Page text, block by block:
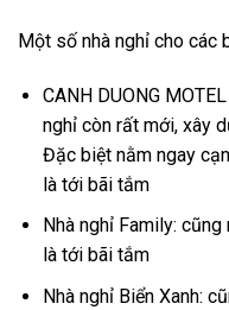
Một số nhà nghỉ cho các
CANH DUONG
nghỉ còn rất mới, xây
Đặc biệt nằm ngay
là tới bãi tắm
Nhà nghỉ Family:
là tới bãi tắm
Nhà nghỉ Biển Xanh: